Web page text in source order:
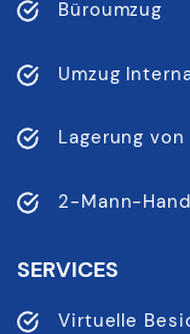
Büroumzug
Umzug
Lagerung
2-Mann-
SERVICES
Virtuelle